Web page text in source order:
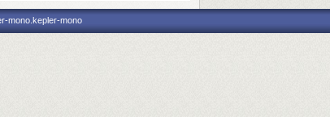
mono.kepler-mono